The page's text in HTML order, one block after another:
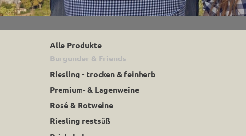
Alle Produkte
Burgunder & Friends
Riesling - trocken & feinherb
Premium- & Lagenweine
Rosé & Rotweine
Riesling restsüß